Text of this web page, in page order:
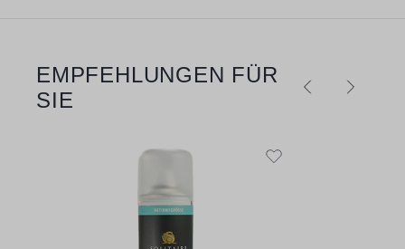
Produktgalerie überspringen
EMPFEHLUNGEN FÜR
SIE